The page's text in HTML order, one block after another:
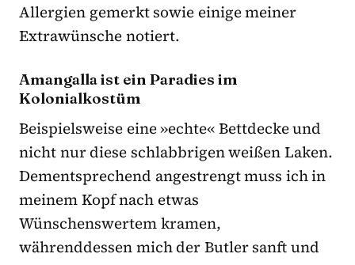
Allergien gemerkt sowie einige meiner
Extrawünsche notiert.
Amangalla ist ein Paradies im
Kolonialkostüm
Beispielsweise eine »echte« Bettdecke und
nicht nur diese schlabbrigen weißen Laken.
Dementsprechend angestrengt muss ich in
meinem Kopf nach etwas
Wünschenswertem kramen,
währenddessen mich der Butler sanft und